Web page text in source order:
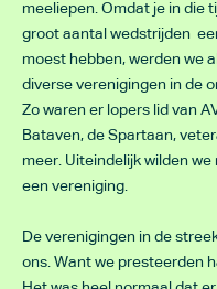
meeliepen. Omdat je in die
groot aantal wedstrijden
moest hebben, werden we
diverse verenigingen in de
Zo waren er lopers lid van
Bataven, de Spartaan,
meer. Uiteindelijk wilden we
een vereniging.
De verenigingen in de
ons. Want we presteerden